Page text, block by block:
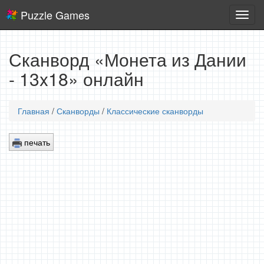
игры
Puzzle Games
Сканворд «Монета из Дании
- 13x18» онлайн
Главная / Сканворды / Классические сканворды
печать